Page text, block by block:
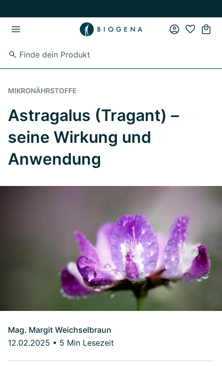
MIKRONÄHRSTOFFE
Astragalus (Tragant) –
seine Wirkung und
Anwendung
Mag. Margit Weichselbraun
12.02.2025 • 5 Min Lesezeit